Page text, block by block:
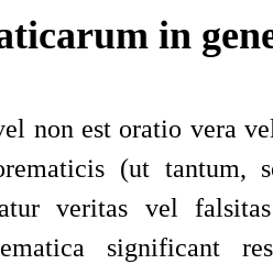
in
non est oratio vera
(ut tantum,
veritas vel
significant